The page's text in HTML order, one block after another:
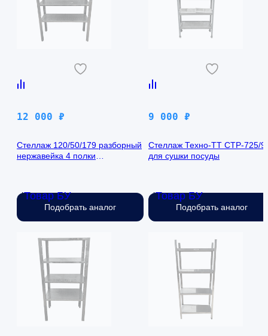
Товар БУ
12 000 ₽
Стеллаж 120/50/179 разборный
нержавейка 4 полки
Нет в наличии
Подобрать аналог
Товар БУ
9 000 ₽
Стеллаж Техно-ТТ СТР-725/
для сушки посуды
Нет в наличии
Подобрать аналог